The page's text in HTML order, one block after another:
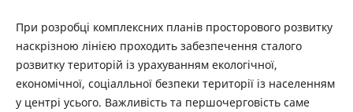
При розробці комплексних планів просторового розвитку
наскрізною лінією проходить забезпечення сталого
розвитку територій із урахуванням екологічної,
економічної, соціалльної безпеки території із населенням
у центрі усього. Важливість та першочерговість саме